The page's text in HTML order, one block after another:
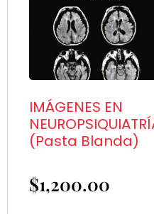
IMÁGENES EN
(Pasta Blanda)
$1,200.00